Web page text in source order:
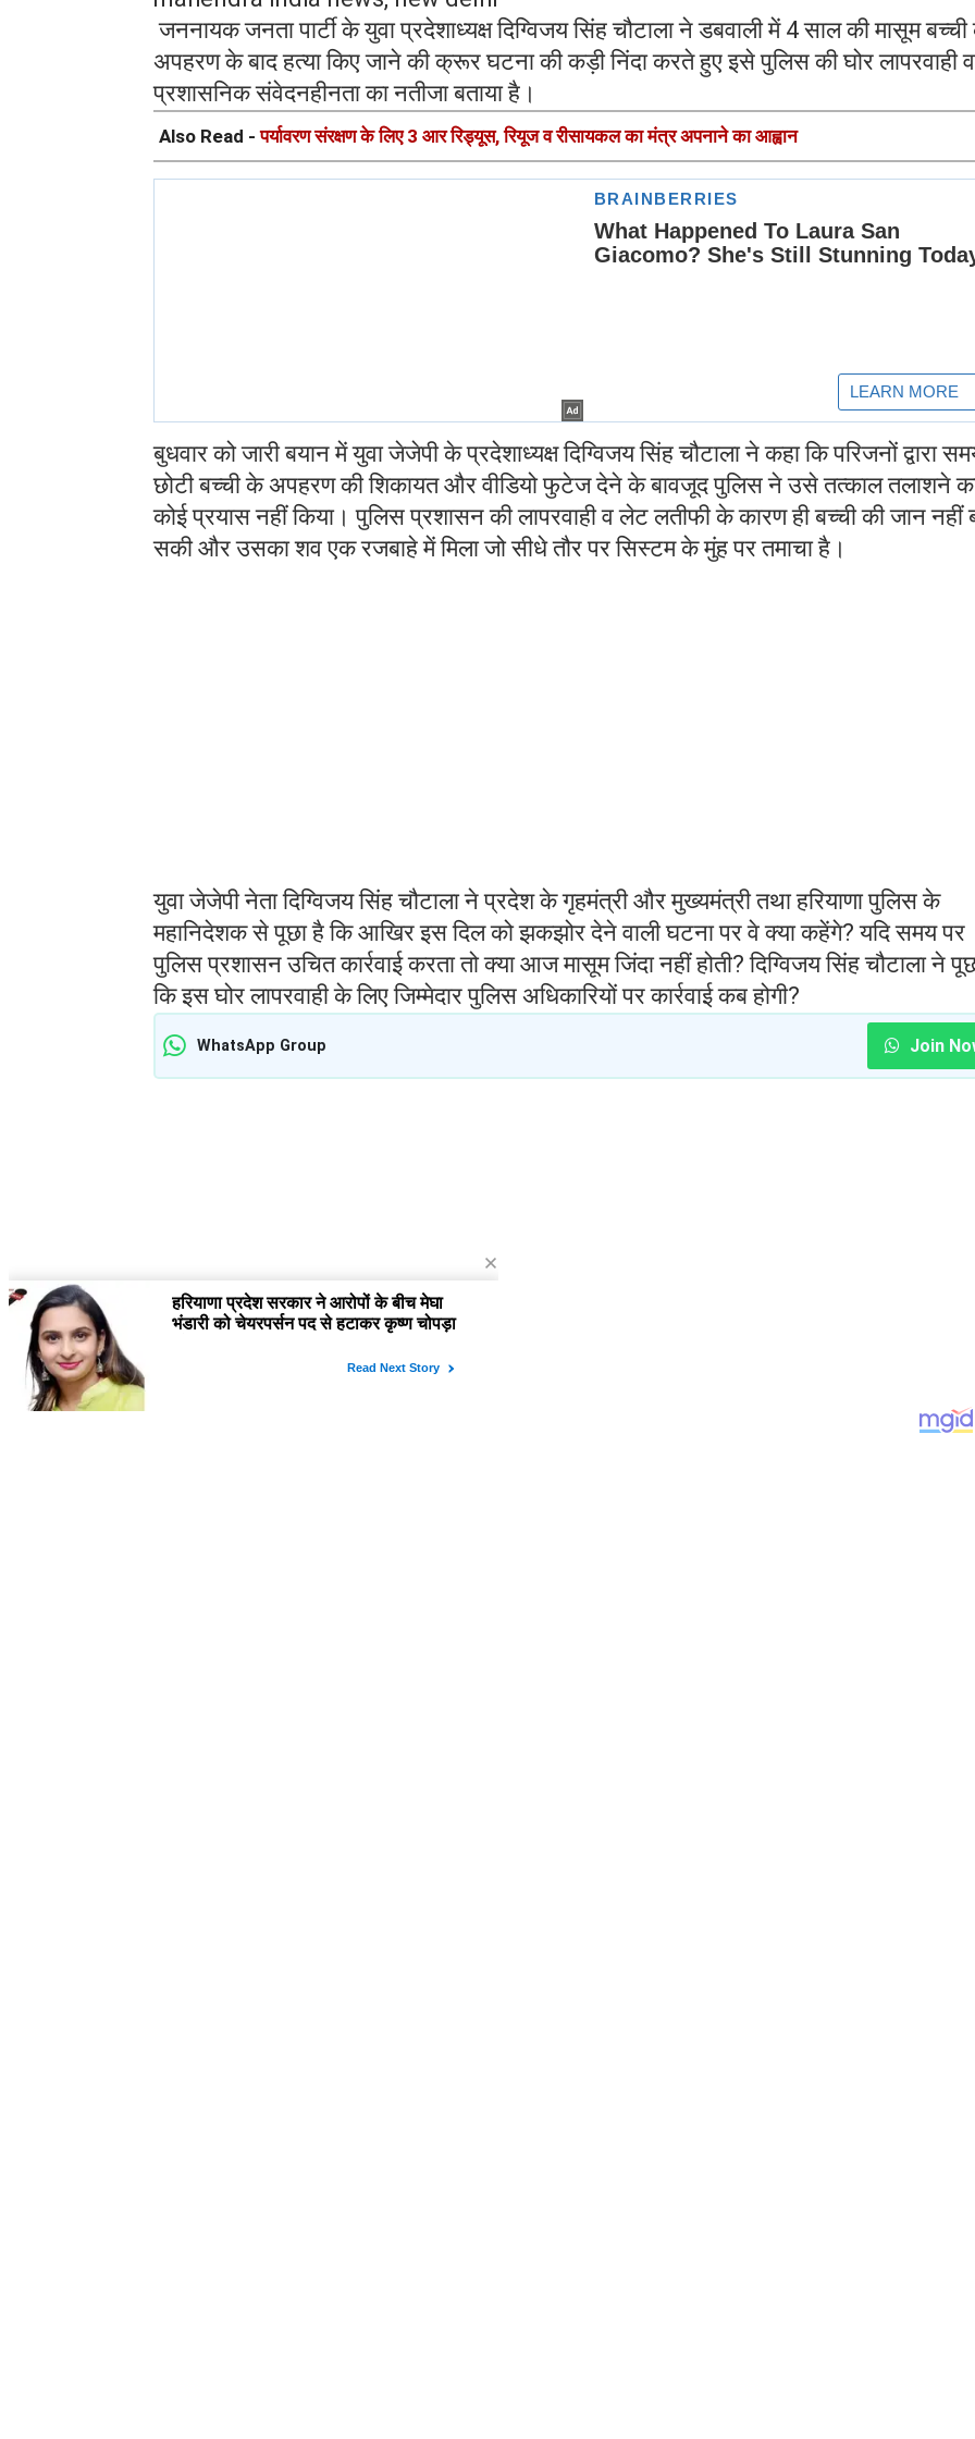
जननायक जनता पार्टी के युवा प्रदेशाध्यक्ष दिग्विजय सिंह चौटाला ने डबवाली में 4 साल की मासूम बच्ची
अपहरण के बाद हत्या किए जाने की क्रूर घटना की कड़ी निंदा करते हुए इसे पुलिस की घोर लापरवाही व
प्रशासनिक संवेदनहीनता का नतीजा बताया है।
Also Read -पर्यावरण संरक्षण के लिए 3 आर रिड्यूस, रियूज व रीसायकल का मंत्र अपनाने का आह्वान
बुधवार को जारी बयान में युवा जेजेपी के प्रदेशाध्यक्ष दिग्विजय सिंह चौटाला ने कहा कि परिजनों द्वारा
छोटी बच्ची के अपहरण की शिकायत और वीडियो फुटेज देने के बावजूद पुलिस ने उसे तत्काल तलाशने
कोई प्रयास नहीं किया। पुलिस प्रशासन की लापरवाही व लेट लतीफी के कारण ही बच्ची की जान नहीं
सकी और उसका शव एक रजबाहे में मिला जो सीधे तौर पर सिस्टम के मुंह पर तमाचा है।
युवा जेजेपी नेता दिग्विजय सिंह चौटाला ने प्रदेश के गृहमंत्री और मुख्यमंत्री तथा हरियाणा पुलिस के
महानिदेशक से पूछा है कि आखिर इस दिल को झकझोर देने वाली घटना पर वे क्या कहेंगे? यदि समय पर
पुलिस प्रशासन उचित कार्रवाई करता तो क्या आज मासूम जिंदा नहीं होती? दिग्विजय सिंह चौटाला ने
कि इस घोर लापरवाही के लिए जिम्मेदार पुलिस अधिकारियों पर कार्रवाई कब होगी?
WhatsApp Group Join